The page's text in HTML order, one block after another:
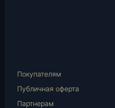
Mail
Покупателям
Публичная оферта
Партнерам